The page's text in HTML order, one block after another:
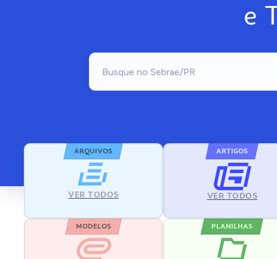
e
ARQUIVOS
VER TODOS
ARTIGOS
VER TODOS
MODELOS PLANILHAS